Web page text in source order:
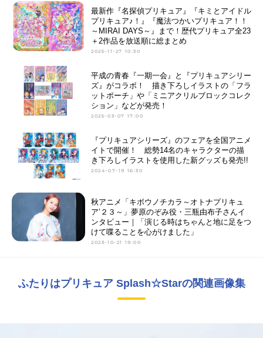
最新作『名探偵プリキュア』『キミとアイドル
プリキュア♪！』『魔法つかいプリキュア！！
～MIRAI DAYS～』まで！歴代プリキュア全23
＋2作品を放送順に総まとめ
2025-11-27 10:30
平成の青春『一期一会』と『プリキュアシリー
ズ』がコラボ！ 描き下ろしイラストの「フラ
ットポーチ」や「ミニアクリルブロックコレク
ション」などが発売！
2025-03-07 17:00
『プリキュアシリーズ』のフェアを全国アニメ
イトで開催！ 総勢14名のキャラクターの描
き下ろしイラストを使用した新グッズも発売!!
2024-07-19 16:30
秋アニメ「キボウノチカラ～オトナプリキュ
ア’２３～」夢原のぞみ役・三瓶由布子さんイ
ンタビュー｜「演じる時はちゃんと地に足をつ
けて喋ることを心がけました」
2023-10-21 19:00
ふたりはプリキュア Splash☆Starの関連画像集